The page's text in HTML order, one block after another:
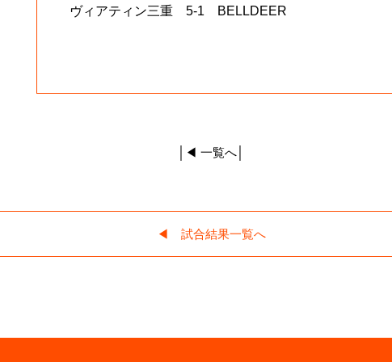
ヴィアティン三重 5-1 BELLDEER
◀︎ 一覧へ
◀︎ 試合結果一覧へ